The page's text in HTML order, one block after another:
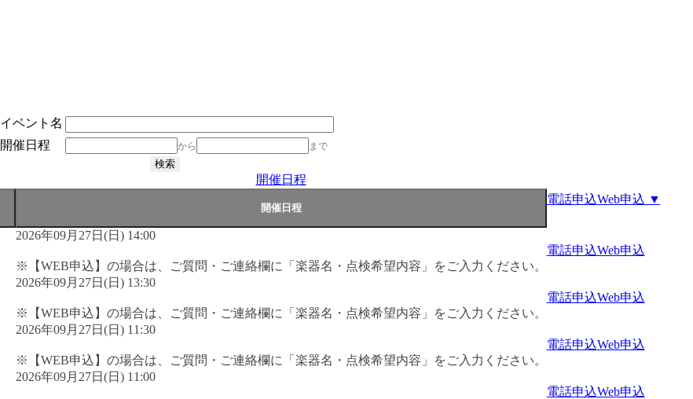
イベント名
開催日程
から まで
開催日程
電話申込Web申込 ▼
2026年09月27日(日) 14:00
※【WEB申込】の場合は、ご質問・ご連絡欄に「楽器名・点検希望内容」をご入力ください。
電話申込Web申込
2026年09月27日(日) 13:30
※【WEB申込】の場合は、ご質問・ご連絡欄に「楽器名・点検希望内容」をご入力ください。
電話申込Web申込
2026年09月27日(日) 11:30
※【WEB申込】の場合は、ご質問・ご連絡欄に「楽器名・点検希望内容」をご入力ください。
電話申込Web申込
2026年09月27日(日) 11:00
電話申込Web申込